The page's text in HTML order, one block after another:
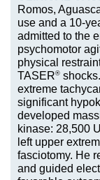
Romos,
use and a 10-
admitted to the
psychomotor
physical
TASER®
extreme
significant
developed
kinase: 28,500
left upper
fasciotomy. He
and guided